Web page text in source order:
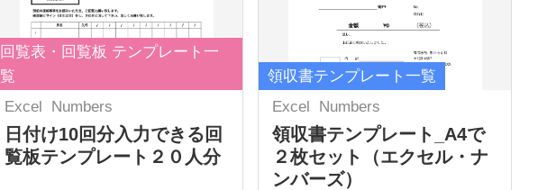
回覧表・回覧板 テンプレート一
覧
Excel
Numbers
日付け10回分入力できる回
覧板テンプレート２０人分
領収書テンプレート一覧
Excel
Numbers
領収書テンプレート_A4で
２枚セット（エクセル・ナ
ンバーズ）